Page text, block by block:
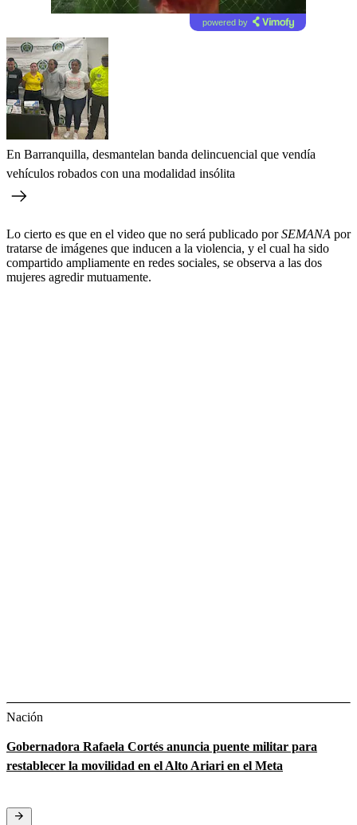
powered by
En Barranquilla, desmantelan banda delincuencial que vendía
vehículos robados con una modalidad insólita
Lo cierto es que en el video que no será publicado porSEMANA por
tratarse de imágenes que inducen a la violencia, y el cual ha sido
compartido ampliamente en redes sociales, se observa a las dos
mujeres agredir mutuamente.
Nación
Gobernadora Rafaela Cortés anuncia puente militar para
restablecer la movilidad en el Alto Ariari en el Meta